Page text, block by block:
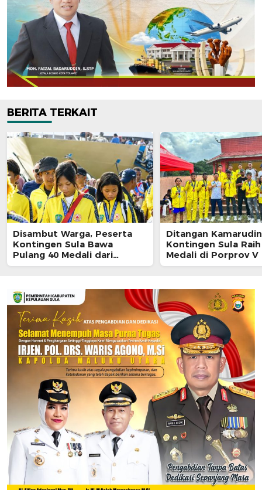
BERITA TERKAIT
Disambut Warga, Peserta
Kontingen Sula Bawa
Pulang 40 Medali dari
Porprov Malut 2026
Ditangan
Kontingen Sula
Medali di Porprov V